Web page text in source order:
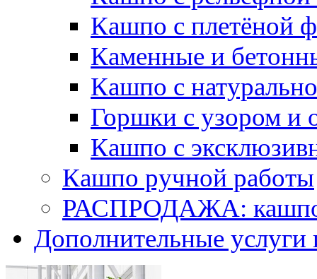
Кашпо с плетёной
Каменные и
Кашпо с
Горшки с узором и
Кашпо с
Кашпо ручной работы
РАСПРОДАЖА: кашпо
Дополнительные услуги